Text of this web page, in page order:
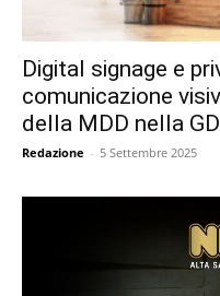
Digital signage e
comunicazione
della MDD nella
Redazione - 5 Settembre 2025